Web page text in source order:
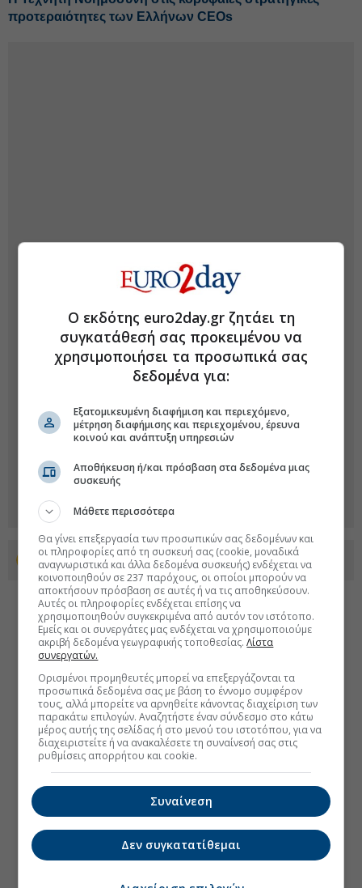
προτεραιότητες των Ελλήνων CEOs
Προσθέστε το euro2day.gr στο Discover
Ο εκδότης euro2day.gr ζητάει τη
συγκατάθεσή σας προκειμένου να
χρησιμοποιήσει τα προσωπικά σας
δεδομένα για:
Εξατομικευμένη διαφήμιση και περιεχόμενο,
μέτρηση διαφήμισης και περιεχομένου, έρευνα
κοινού και ανάπτυξη υπηρεσιών
Αποθήκευση ή/και πρόσβαση στα δεδομένα μιας
συσκευής
Μάθετε περισσότερα
Θα γίνει επεξεργασία των προσωπικών σας δεδομένων και
οι πληροφορίες από τη συσκευή σας (cookie, μοναδικά
αναγνωριστικά και άλλα δεδομένα συσκευής) ενδέχεται να
κοινοποιηθούν σε 237 παρόχους, οι οποίοι μπορούν να
αποκτήσουν πρόσβαση σε αυτές ή να τις αποθηκεύσουν.
Αυτές οι πληροφορίες ενδέχεται επίσης να
χρησιμοποιηθούν συγκεκριμένα από αυτόν τον ιστότοπο.
Εμείς και οι συνεργάτες μας ενδέχεται να χρησιμοποιούμε
ακριβή δεδομένα γεωγραφικής τοποθεσίας.Λίστα
συνεργατών.
Ορισμένοι προμηθευτές μπορεί να επεξεργάζονται τα
προσωπικά δεδομένα σας με βάση το έννομο συμφέρον
τους, αλλά μπορείτε να αρνηθείτε κάνοντας διαχείριση των
παρακάτω επιλογών. Αναζητήστε έναν σύνδεσμο στο κάτω
μέρος αυτής της σελίδας ή στο μενού του ιστοτόπου, για να
διαχειριστείτε ή να ανακαλέσετε τη συναίνεσή σας στις
ρυθμίσεις απορρήτου και cookie.
Συναίνεση
Δεν συγκατατίθεμαι